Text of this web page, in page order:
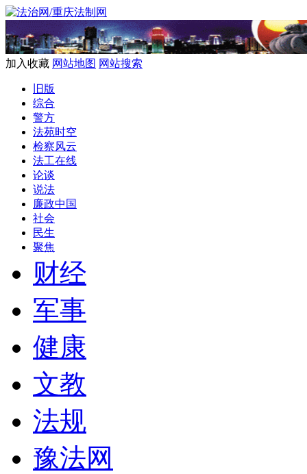
加入收藏 网站地图 网站搜索
旧版
综合
警方
法苑时空
检察风云
法工在线
论谈
说法
廉政中国
社会
民生
聚焦
财经
军事
健康
文教
法规
豫法网